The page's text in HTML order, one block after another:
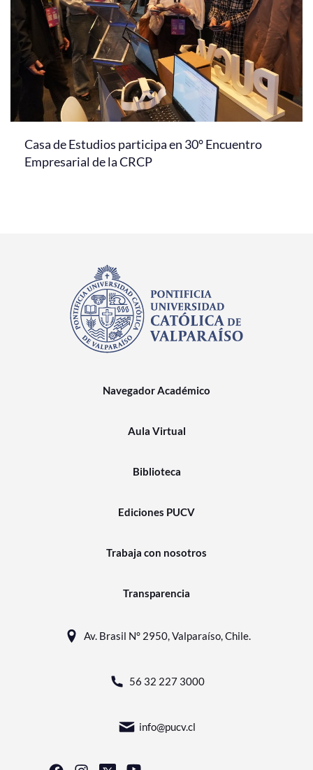
Casa de Estudios participa en 30° Encuentro
Empresarial de la CRCP
Navegador Académico
Aula Virtual
Biblioteca
Ediciones PUCV
Trabaja con nosotros
Transparencia
Av. Brasil N° 2950, Valparaíso, Chile.
56 32 227 3000
info@pucv.cl